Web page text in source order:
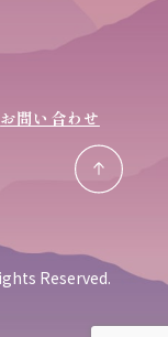
お問い合わせ
Reserved.